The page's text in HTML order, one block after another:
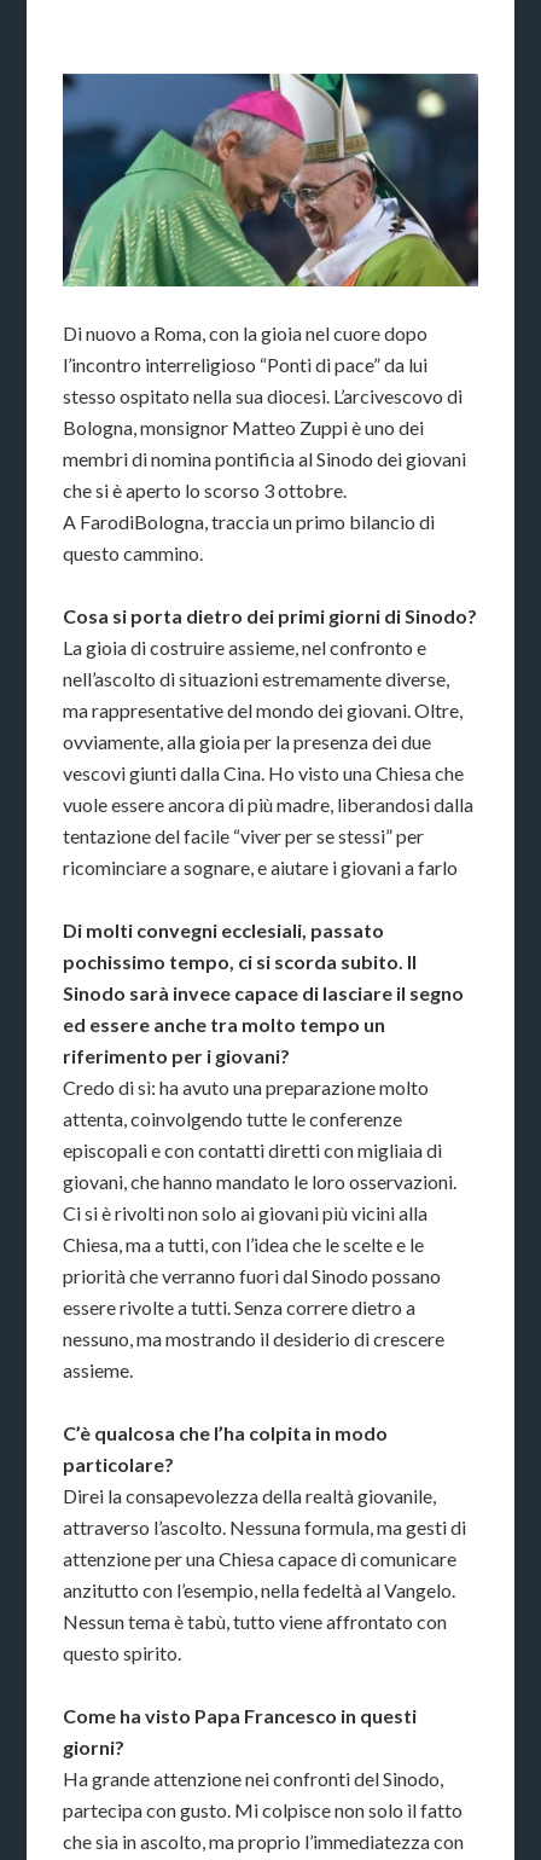
Di nuovo a Roma, con la gioia nel cuore dopo
l’incontro interreligioso “Ponti di pace” da lui
stesso ospitato nella sua diocesi. L’arcivescovo di
Bologna, monsignor Matteo Zuppi è uno dei
membri di nomina pontificia al Sinodo dei giovani
che si è aperto lo scorso 3 ottobre.
A FarodiBologna, traccia un primo bilancio di
questo cammino.
Cosa si porta dietro dei primi giorni di Sinodo?
La gioia di costruire assieme, nel confronto e
nell’ascolto di situazioni estremamente diverse,
ma rappresentative del mondo dei giovani. Oltre,
ovviamente, alla gioia per la presenza dei due
vescovi giunti dalla Cina. Ho visto una Chiesa che
vuole essere ancora di più madre, liberandosi dalla
tentazione del facile “viver per se stessi” per
ricominciare a sognare, e aiutare i giovani a farlo
Di molti convegni ecclesiali, passato
pochissimo tempo, ci si scorda subito. Il
Sinodo sarà invece capace di lasciare il segno
ed essere anche tra molto tempo un
riferimento per i giovani?
Credo di sì: ha avuto una preparazione molto
attenta, coinvolgendo tutte le conferenze
episcopali e con contatti diretti con migliaia di
giovani, che hanno mandato le loro osservazioni.
Ci si è rivolti non solo ai giovani più vicini alla
Chiesa, ma a tutti, con l’idea che le scelte e le
priorità che verranno fuori dal Sinodo possano
essere rivolte a tutti. Senza correre dietro a
nessuno, ma mostrando il desiderio di crescere
assieme.
C’è qualcosa che l’ha colpita in modo
particolare?
Direi la consapevolezza della realtà giovanile,
attraverso l’ascolto. Nessuna formula, ma gesti di
attenzione per una Chiesa capace di comunicare
anzitutto con l’esempio, nella fedeltà al Vangelo.
Nessun tema è tabù, tutto viene affrontato con
questo spirito.
Come ha visto Papa Francesco in questi
giorni?
Ha grande attenzione nei confronti del Sinodo,
partecipa con gusto. Mi colpisce non solo il fatto
che sia in ascolto, ma proprio l’immediatezza con